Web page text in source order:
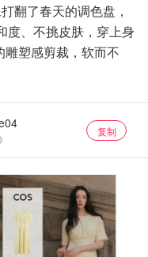
翻了春天的调色盘，
、不挑皮肤，穿上身
雕塑感剪裁，软而不
复制